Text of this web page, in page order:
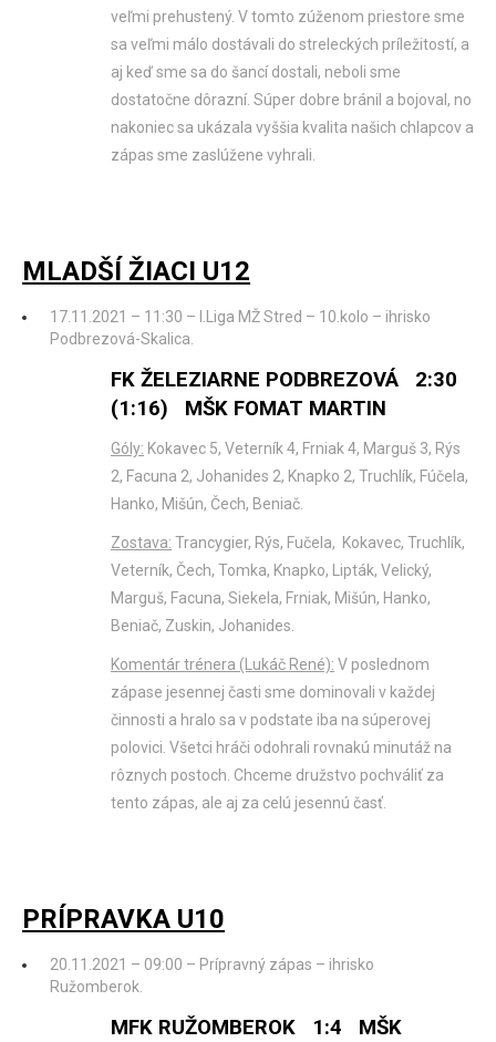
veľmi prehustený. V tomto zúženom priestore sme
sa veľmi málo dostávali do streleckých príležitostí, a
aj keď sme sa do šancí dostali, neboli sme
dostatočne dôrazní. Súper dobre bránil a bojoval, no
nakoniec sa ukázala vyššia kvalita našich chlapcov a
zápas sme zaslúžene vyhrali.
MLADŠÍ ŽIACI U12
17.11.2021 – 11:30 – I.Liga MŽ Stred – 10.kolo – ihrisko
Podbrezová-Skalica.
FK ŽELEZIARNE PODBREZOVÁ 2:30
(1:16) MŠK FOMAT MARTIN
Góly: Kokavec 5, Veterník 4, Frniak 4, Marguš 3, Rýs
2, Facuna 2, Johanides 2, Knapko 2, Truchlík, Fúčela,
Hanko, Mišún, Čech, Beniač.
Zostava: Trancygier, Rýs, Fučela, Kokavec, Truchlík,
Veterník, Čech, Tomka, Knapko, Lipták, Velický,
Marguš, Facuna, Siekela, Frniak, Mišún, Hanko,
Beniač, Zuskin, Johanides.
Komentár trénera (Lukáč René): V poslednom
zápase jesennej časti sme dominovali v každej
činnosti a hralo sa v podstate iba na súperovej
polovici. Všetci hráči odohrali rovnakú minutáž na
rôznych postoch. Chceme družstvo pochváliť za
tento zápas, ale aj za celú jesennú časť.
PRÍPRAVKA U10
20.11.2021 – 09:00 – Prípravný zápas – ihrisko
Ružomberok.
MFK RUŽOMBEROK 1:4 MŠK